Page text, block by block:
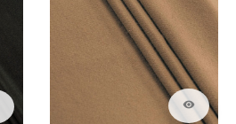
visibility